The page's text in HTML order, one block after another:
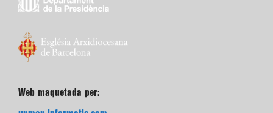
Web maquetada per: